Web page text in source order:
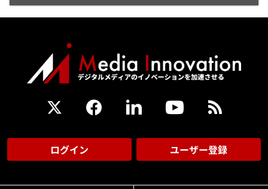
ログイン ユーザー登録